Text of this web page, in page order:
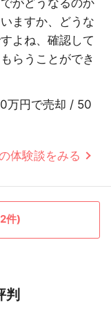
ますか、どうな
よね、確認して
らうことができ
万円で売却 / 50
体験談をみる
件)
判